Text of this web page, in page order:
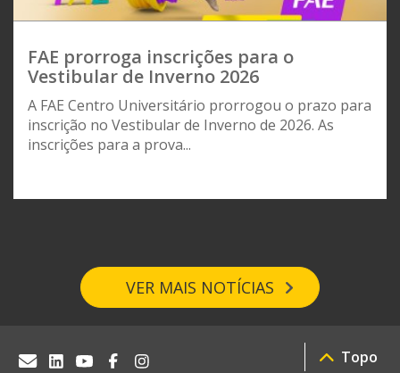
FAE prorroga inscrições para o
Vestibular de Inverno 2026
A FAE Centro Universitário prorrogou o prazo para
inscrição no Vestibular de Inverno de 2026. As
inscrições para a prova...
VER MAIS NOTÍCIAS
Topo